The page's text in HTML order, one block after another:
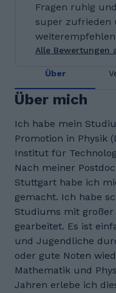
Fragen ruhig
super zufrieden
Alle Bewertungen
Über
Über mich
Ich habe mein
Promotion in Physik
Institut für
Nach meiner
Stuttgart habe ich
gemacht. Ich habe
Studiums mit
gearbeitet. Es ist
und Jugendliche
oder gute Noten
Mathematik und
Jahren erlebe ich